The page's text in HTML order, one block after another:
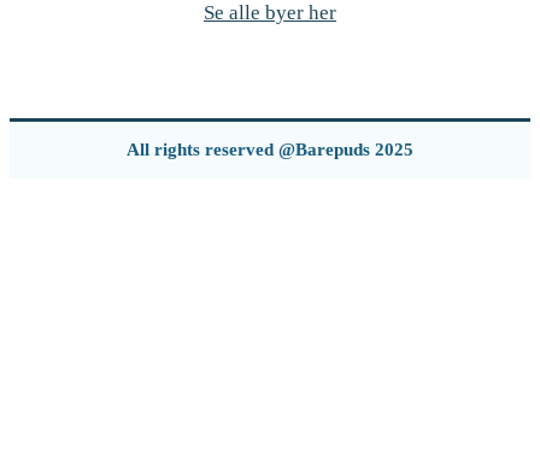
Se alle byer her
All rights reserved @Barepuds 2025